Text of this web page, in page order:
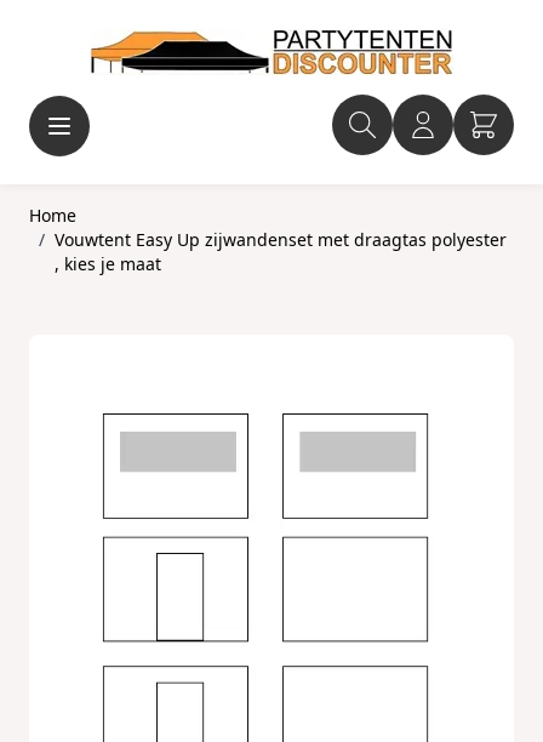
Home
/ Vouwtent Easy Up zijwandenset met draagtas polyester
, kies je maat